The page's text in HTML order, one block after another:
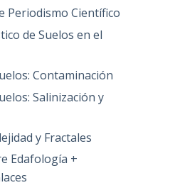
Periodismo Científico
de Suelos en el
Contaminación
Salinización y
y Fractales
Edafología +